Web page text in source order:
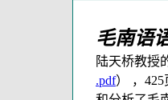
毛南语
陆天桥教授
.pdf） ，